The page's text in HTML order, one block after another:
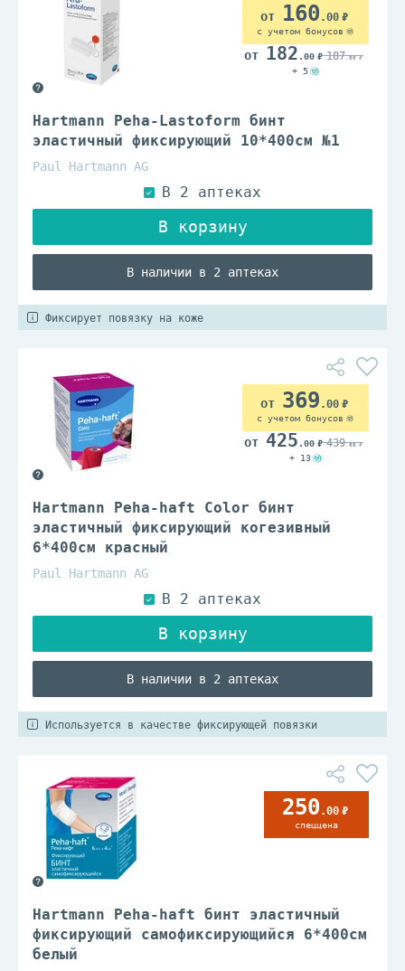
Hartmann Peha-Lastoform бинт
эластичный фиксирующий 10*400см №1
Paul Hartmann AG
В наличии в 2 аптеках
160 .00
с учетом бонусов
182 .00 187.00
+ 5
Фиксирует повязку на коже
Hartmann Peha-haft Color бинт
эластичный фиксирующий когезивный
6*400см красный
Paul Hartmann AG
В наличии в 2 аптеках
369 .00
с учетом бонусов
425 .00 439.00
+ 13
Используется в качестве фиксирующей повязки
Hartmann Peha-haft бинт эластичный
фиксирующий самофиксирующийся 6*400см
белый
250 .00
спеццена